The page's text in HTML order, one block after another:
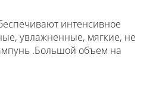
интенсивное
увлажненные, мягкие, не
.Большой объем на